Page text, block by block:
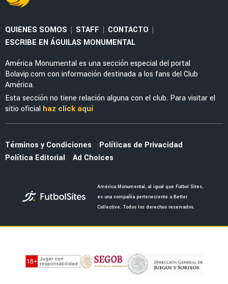
QUIENES SOMOS | STAFF | CONTACTO |
ESCRIBE EN ÁGUILAS MONUMENTAL
América Monumental es una sección especial del portal
Bolavip.com con información destinada a los fans del Club
América.
Esta sección no tiene relación alguna con el club. Para visitar el
sitio oficial haz click aquí
Términos y Condiciones
Políticas de Privacidad
Política Editorial
Ad Choices
América Monumental, al igual que Futbol Sites,
es una compañía perteneciente a Better
Collective. Todos los derechos reservados.